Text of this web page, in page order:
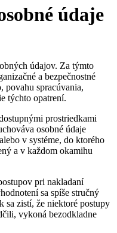
údaje
údajov. Za týmto
a bezpečnostné
povahu spracúvania,
týchto opatrení.
prostriedkami
osobné údaje
v systéme, do ktorého
a v každom okamihu
pri nakladaní
sa spíše stručný
sa zistí, že niektoré postupy
vykoná bezodkladne